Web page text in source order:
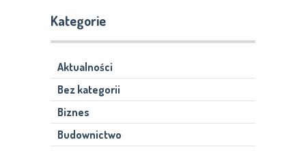
Kategorie
Aktualności
Bez kategorii
Biznes
Budownictwo